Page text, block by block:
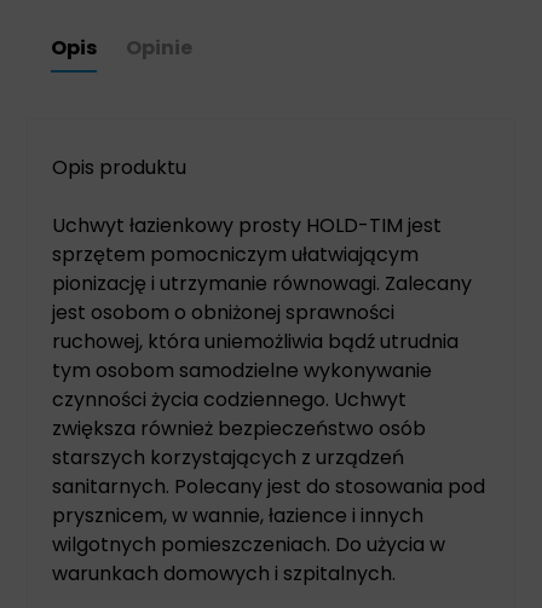
Opis Opinie
Opis produktu
Uchwyt łazienkowy prosty HOLD-TIM jest
sprzętem pomocniczym ułatwiającym
pionizację i utrzymanie równowagi. Zalecany
jest osobom o obniżonej sprawności
ruchowej, która uniemożliwia bądź utrudnia
tym osobom samodzielne wykonywanie
czynności życia codziennego. Uchwyt
zwiększa również bezpieczeństwo osób
starszych korzystających z urządzeń
sanitarnych. Polecany jest do stosowania pod
prysznicem, w wannie, łazience i innych
wilgotnych pomieszczeniach. Do użycia w
warunkach domowych i szpitalnych.